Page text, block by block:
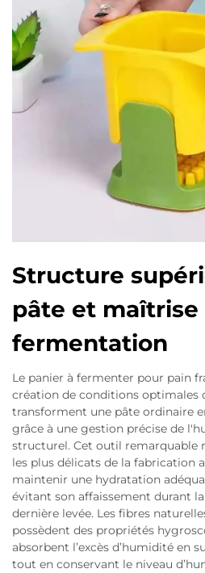
Structure
pâte et maîtrise
fermentation
Le panier à fermenter pour pain
création de conditions optimales
transforment une pâte ordinaire
grâce à une gestion précise de
structurel. Cet outil remarquable
les plus délicats de la fabrication
maintenir une hydratation
évitant son affaissement durant
dernière levée. Les fibres
possèdent des propriétés
absorbent l’excès d’humidité en
tout en conservant le niveau